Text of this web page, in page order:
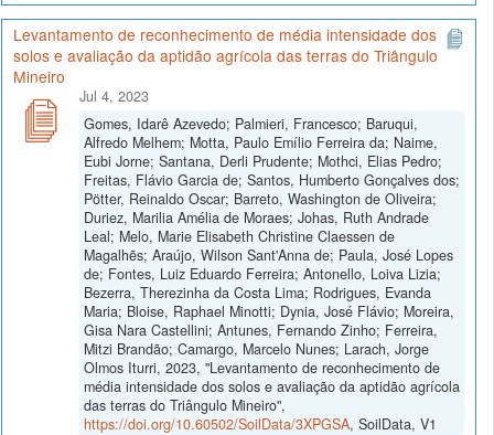
Levantamento de reconhecimento de média intensidade dos
solos e avaliação da aptidão agrícola das terras do Triângulo
Mineiro
Jul 4, 2023
Gomes, Idarê Azevedo; Palmieri, Francesco; Baruqui,
Alfredo Melhem; Motta, Paulo Emílio Ferreira da; Naime,
Eubi Jorne; Santana, Derli Prudente; Mothci, Elias Pedro;
Freitas, Flávio Garcia de; Santos, Humberto Gonçalves dos;
Pötter, Reinaldo Oscar; Barreto, Washington de Oliveira;
Duriez, Marilia Amélia de Moraes; Johas, Ruth Andrade
Leal; Melo, Marie Elisabeth Christine Claessen de
Magalhẽs; Araújo, Wilson Sant'Anna de; Paula, José Lopes
de; Fontes, Luiz Eduardo Ferreira; Antonello, Loiva Lizia;
Bezerra, Therezinha da Costa Lima; Rodrigues, Evanda
Maria; Bloise, Raphael Minotti; Dynia, José Flávio; Moreira,
Gisa Nara Castellini; Antunes, Fernando Zinho; Ferreira,
Mitzi Brandão; Camargo, Marcelo Nunes; Larach, Jorge
Olmos Iturri, 2023, "Levantamento de reconhecimento de
média intensidade dos solos e avaliação da aptidão agrícola
das terras do Triângulo Mineiro",
https://doi.org/10.60502/SoilData/3XPGSA, SoilData, V1